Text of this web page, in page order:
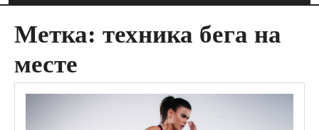
Метка: техника бега на
месте